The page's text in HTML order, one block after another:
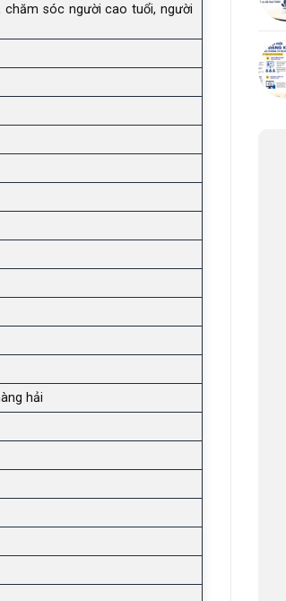
chăm sóc người cao tuổi, người
hải